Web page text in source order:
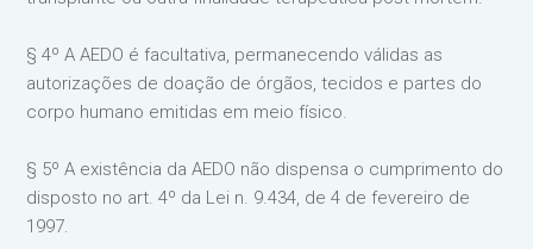
§ 4º A AEDO é facultativa, permanecendo válidas as
autorizações de doação de órgãos, tecidos e partes do
corpo humano emitidas em meio físico.
§ 5º A existência da AEDO não dispensa o cumprimento do
disposto no art. 4º da Lei n. 9.434, de 4 de fevereiro de
1997.